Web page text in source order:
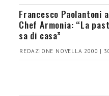
Francesco Paolantoni
Chef Armonia: “La
sa di casa”
REDAZIONE NOVELLA 2000 |